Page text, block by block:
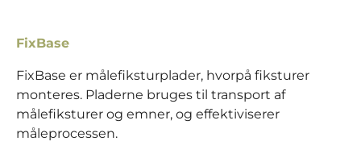
FixBase
FixBase er målefiksturplader, hvorpå fiksturer
monteres. Pladerne bruges til transport af
målefiksturer og emner, og effektiviserer
måleprocessen.